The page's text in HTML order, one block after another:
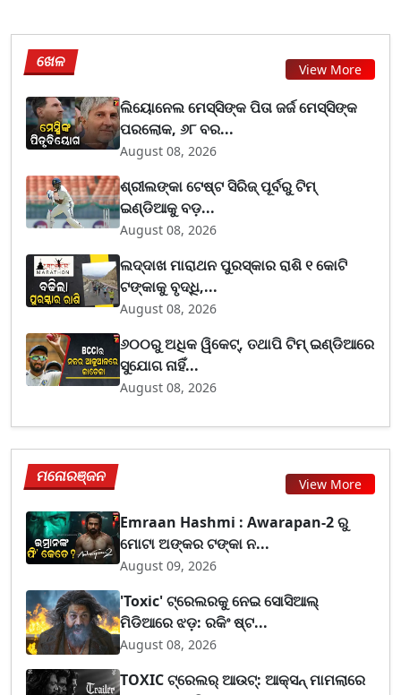
ଖେଳ View More
ଲିୟୋନେଲ ମେସ୍ସିଙ୍କ ପିତା ଜର୍ଜ ମେସ୍ସିଙ୍କ
ପରଲୋକ, ୬୮ ବର...
August 08, 2026
ଶ୍ରୀଲଙ୍କା ଟେଷ୍ଟ ସିରିଜ୍‌ ପୂର୍ବରୁ ଟିମ୍‌
ଇଣ୍ଡିଆକୁ ବଡ଼...
August 08, 2026
ଲଦ୍ଦାଖ ମାରାଥନ ପୁରସ୍କାର ରାଶି ୧ କୋଟି
ଟଙ୍କାକୁ ବୃଦ୍ଧି,...
August 08, 2026
୬୦୦ରୁ ଅଧିକ ୱିକେଟ୍, ତଥାପି ଟିମ୍ ଇଣ୍ଡିଆରେ
ସୁଯୋଗ ନାହିଁ...
August 08, 2026
ମନୋରଞ୍ଜନ View More
Emraan Hashmi : Awarapan-2 ରୁ
ମୋଟା ଅଙ୍କର ଟଙ୍କା ନ...
August 09, 2026
'Toxic' ଟ୍ରେଲରକୁ ନେଇ ସୋସିଆଲ୍
ମିଡିଆରେ ଝଡ଼: ରକିଂ ଷ୍ଟ...
August 08, 2026
TOXIC ଟ୍ରେଲର୍ ଆଉଟ୍: ଆକ୍ସନ୍ ମାମଲାରେ